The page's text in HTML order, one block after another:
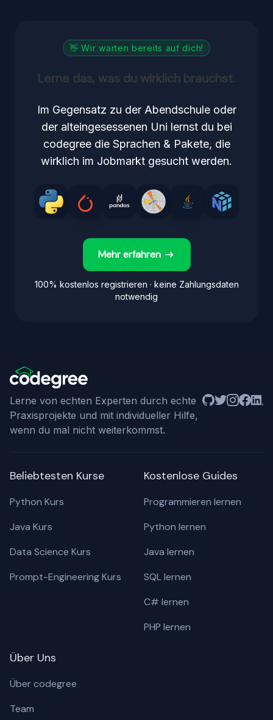
👋 Wir warten bereits auf dich!
Lerne das, was du wirklich brauchst.
Im Gegensatz zu der Abendschule oder
der alteingesessenen Uni lernst du bei
codegree die Sprachen & Pakete, die
wirklich im Jobmarkt gesucht werden.
Mehr erfahren
100% kostenlos registrieren · keine Zahlungsdaten
notwendig
Lerne von echten Experten durch echte
Praxisprojekte und mit individueller Hilfe,
wenn du mal nicht weiterkommst.
Github
Twitter
Instagram
Beliebtesten Kurse
Python Kurs
Java Kurs
Data Science Kurs
Prompt-Engineering Kurs
Kostenlose Guides
Programmieren lernen
Python lernen
Java lernen
SQL lernen
C# lernen
PHP lernen
Über Uns
Über codegree
Team